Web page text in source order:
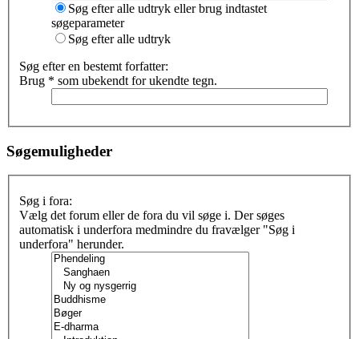
Søg efter alle udtryk eller brug indtastet
søgeparameter
Søg efter alle udtryk
Søg efter en bestemt forfatter:
Brug * som ubekendt for ukendte tegn.
Søgemuligheder
Søg i fora:
Vælg det forum eller de fora du vil søge i. Der søges
automatisk i underfora medmindre du fravælger "Søg i
underfora" herunder.